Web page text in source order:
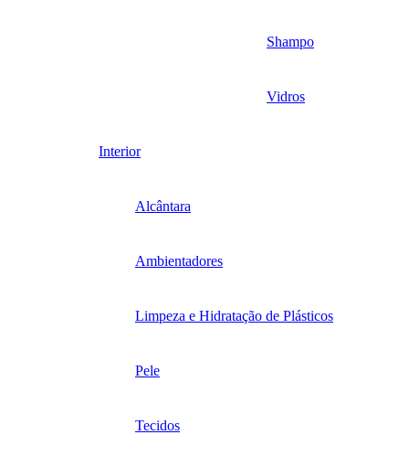
Shampo
Vidros
Interior
Alcântara
Ambientadores
Limpeza e Hidratação de Plásticos
Pele
Tecidos